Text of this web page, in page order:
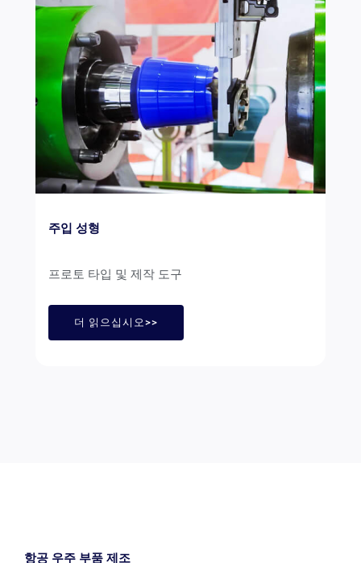
주입 성형
프로토 타입 및 제작 도구
더 읽으십시오>>
항공 우주 부품 제조